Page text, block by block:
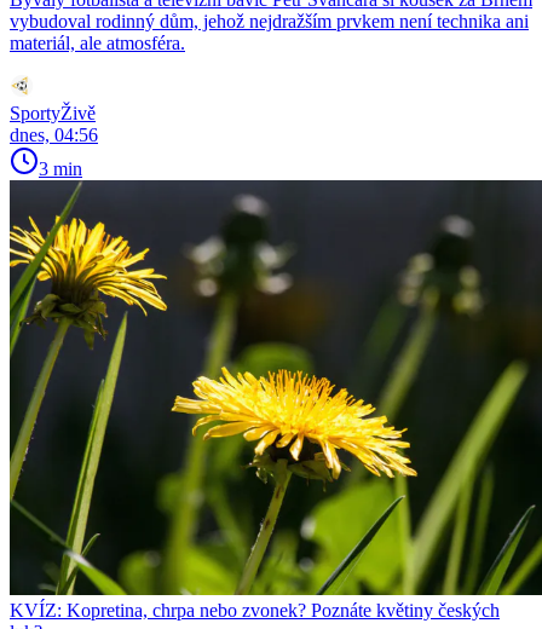
vybudoval rodinný dům, jehož nejdražším prvkem není technika ani
materiál, ale atmosféra.
SportyŽivě
dnes, 04:56
3 min
KVÍZ: Kopretina, chrpa nebo zvonek? Poznáte květiny českých